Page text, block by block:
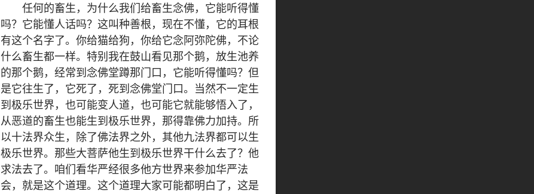
任何的畜生，为什么我们给畜生念佛，它能听得懂
吗？它能懂人话吗？这叫种善根，现在不懂，它的耳根
有这个名字了。你给猫给狗，你给它念阿弥陀佛，不论
什么畜生都一样。特别我在鼓山看见那个鹅，放生池养
的那个鹅，经常到念佛堂蹲那门口，它能听得懂吗？但
是它往生了，它死了，死到念佛堂门口。当然不一定生
到极乐世界，也可能变人道，也可能它就能够悟入了，
从恶道的畜生也能生到极乐世界，那得靠佛力加持。所
以十法界众生，除了佛法界之外，其他九法界都可以生
极乐世界。那些大菩萨他生到极乐世界干什么去了？他
求法去了。咱们看华严经很多他方世界来参加华严法
会，就是这个道理。这个道理大家可能都明白了，这是